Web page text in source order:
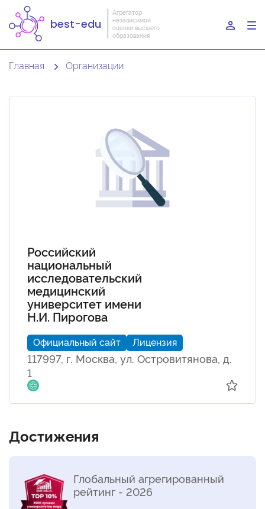
best-edu
Агрегатор
независимой
оценки высшего
образования
Главная Организации
Российский
национальный
исследовательский
медицинский
университет имени
Н.И. Пирогова
Официальный сайт Лицензия
117997, г. Москва, ул. Островитянова, д.
1
Достижения
Глобальный агрегированный
рейтинг - 2026